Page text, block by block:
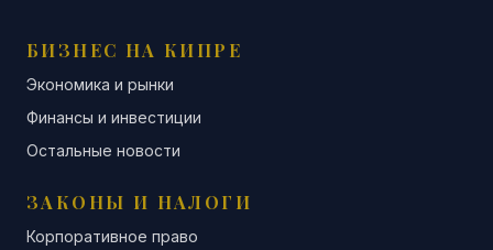
БИЗНЕС НА КИПРЕ
Экономика и рынки
Финансы и инвестиции
Остальные новости
ЗАКОНЫ И НАЛОГИ
Корпоративное право